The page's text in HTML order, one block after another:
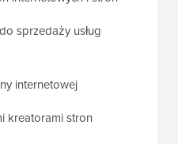
sprzedaży usług
internetowej
kreatorami stron